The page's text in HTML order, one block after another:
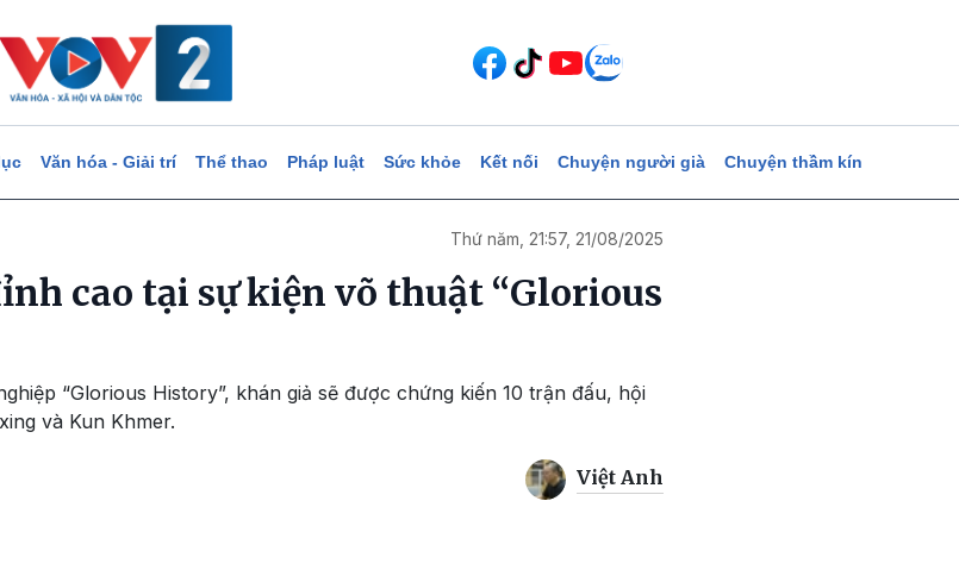
Văn hóa - Giải trí Thể thao Pháp luật Sức khỏe Kết nối Chuyện người già Chuyện thầm kín
Thứ năm, 21:57, 21/08/2025
cao tại sự kiện võ thuật “Glorious
“Glorious History”, khán giả sẽ được chứng kiến 10 trận đấu, hội
và Kun Khmer.
Việt Anh